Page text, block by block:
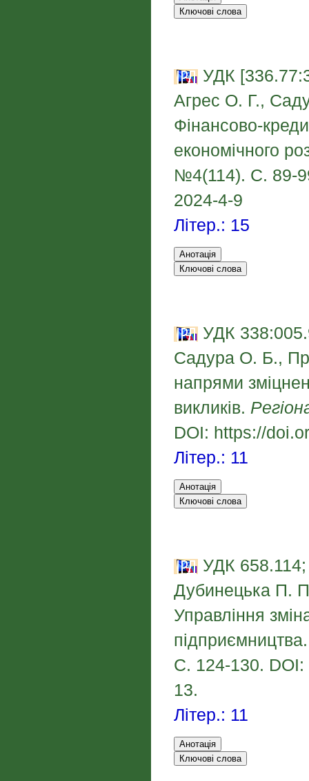
УДК
Агрес О. Г.,
Фінансово-
економічного
№4(114). С. 89-
2024-4-9
Літер.: 15
УДК
Садура О. Б.,
напрями
викликів.
DOI: https://
Літер.: 11
УДК
Дубинецька П.
Управління
С. 124-130.
13.
Літер.: 11